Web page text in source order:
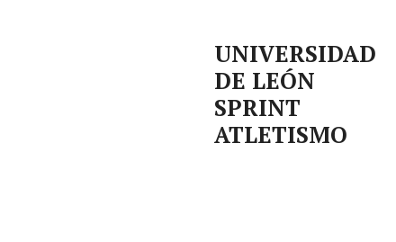
UNIVERSIDAD
DE LEÓN
SPRINT
ATLETISMO